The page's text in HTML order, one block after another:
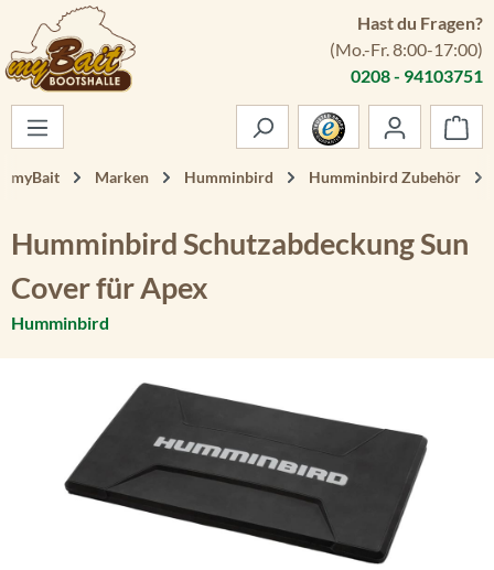
Zum Hauptinhalt springen
Hast du Fragen?
(Mo.-Fr. 8:00-17:00)
0208 - 94103751
myBait Marken Humminbird Humminbird Zubehör
Humminbird Schutzabdeckung Sun
Cover für Apex
Humminbird